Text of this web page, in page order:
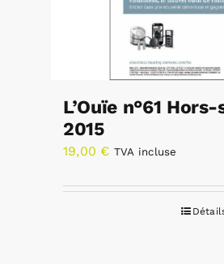
L’Ouïe n°61
2015
19,00 € TVA incluse